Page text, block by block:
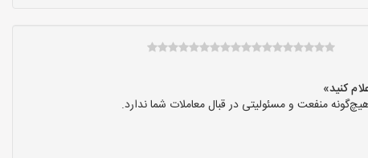
منفعت و مسئولیتی در قبال معاملات شما ندارد.